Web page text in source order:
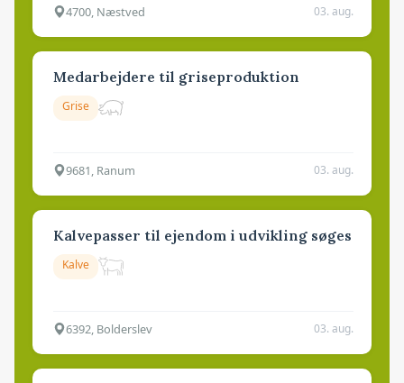
4700, Næstved 03. aug.
Medarbejdere til griseproduktion
Grise
9681, Ranum 03. aug.
Kalvepasser til ejendom i udvikling søges
Kalve
6392, Bolderslev 03. aug.